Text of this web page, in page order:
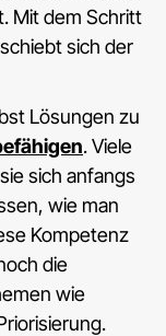
Mit dem Schritt
sich der
Lösungen zu
. Viele
sich anfangs
wie man
Kompetenz
die
wie